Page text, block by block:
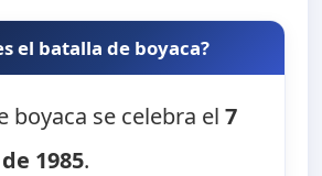
el batalla de boyaca?
boyaca se celebra el7
1985.